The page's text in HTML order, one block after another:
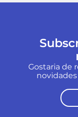
Gostaria de